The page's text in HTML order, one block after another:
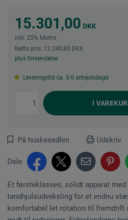
15.301,00 DKK
inkl. 25% Moms
Netto pris: 12.240,80 DKK
plus forsendelse
Leveringstid ca. 3-5 arbejdsdage
I
På huskesedlen Udskriv
Dele
Et førsteklasses, solidt apparat med
tandhjulsudveksling for et endnu
komfortabel let rotation til fremdrift